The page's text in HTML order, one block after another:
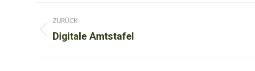
Kommentarnavigation
ZURÜCK
Vorheriger
Digitale Amtstafel